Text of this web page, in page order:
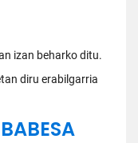
izan beharko ditu.
diru erabilgarria